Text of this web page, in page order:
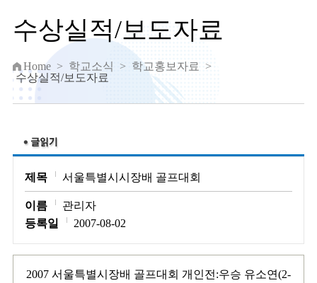
수상실적/보도자료
Home > 학교소식 > 학교홍보자료
>
수상실적/보도자료
제목 서울특별시시장배 골프대회
이름
관리자
등록일
2007-08-02
2007 서울특별시장배 골프대회 개인전:우승 유소연(2-